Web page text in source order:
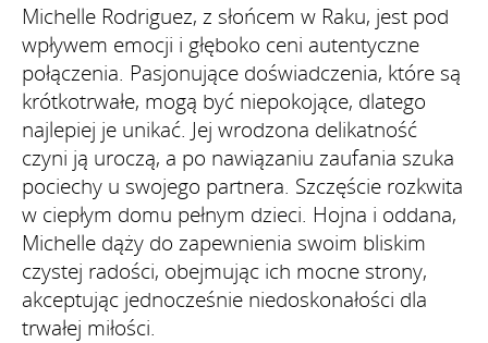
Michelle Rodriguez, z słońcem w Raku, jest pod
wpływem emocji i głęboko ceni autentyczne
połączenia. Pasjonujące doświadczenia, które są
krótkotrwałe, mogą być niepokojące, dlatego
najlepiej je unikać. Jej wrodzona delikatność
czyni ją uroczą, a po nawiązaniu zaufania szuka
pociechy u swojego partnera. Szczęście rozkwita
w ciepłym domu pełnym dzieci. Hojna i oddana,
Michelle dąży do zapewnienia swoim bliskim
czystej radości, obejmując ich mocne strony,
akceptując jednocześnie niedoskonałości dla
trwałej miłości.